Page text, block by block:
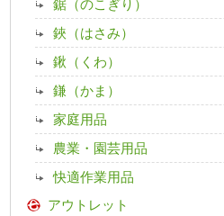
鋸（のこぎり）
鋏（はさみ）
鍬（くわ）
鎌（かま）
家庭用品
農業・園芸用品
快適作業用品
アウトレット